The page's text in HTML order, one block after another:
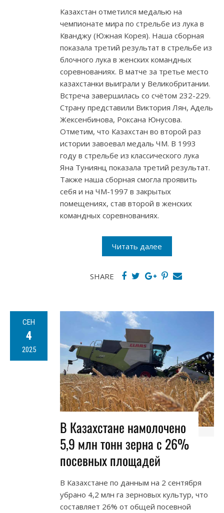
Казахстан отметился медалью на
чемпионате мира по стрельбе из лука в
Кванджу (Южная Корея). Наша сборная
показала третий результат в стрельбе из
блочного лука в женских командных
соревнованиях. В матче за третье место
казахстанки выиграли у Великобритании.
Встреча завершилась со счётом 232-229.
Страну представили Виктория Лян, Адель
Жексенбинова, Роксана Юнусова.
Отметим, что Казахстан во второй раз
истории завоевал медаль ЧМ. В 1993
году в стрельбе из классического лука
Яна Туниянц показала третий результат.
Также наша сборная смогла проявить
себя и на ЧМ-1997 в закрытых
помещениях, став второй в женских
командных соревнованиях.
Читать далее
SHARE
СЕН
4
2025
В Казахстане намолочено
5,9 млн тонн зерна с 26%
посевных площадей
В Казахстане по данным на 2 сентября
убрано 4,2 млн га зерновых культур, что
составляет 26% от общей посевной